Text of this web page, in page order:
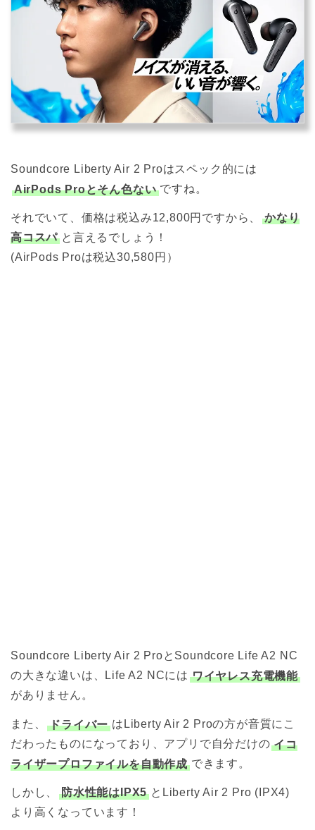
Soundcore Liberty Air 2 Proはスペック的には
AirPods Proとそん色ない ですね。
それでいて、価格は税込み12,800円ですから、
かなり
高コスパ と言えるでしょう！
(AirPods Proは税込30,580円）
Soundcore Liberty Air 2 ProとSoundcore Life A2 NC
の大きな違いは、Life A2 NCには ワイヤレス充電機能
がありません。
また、 ドライバー はLiberty Air 2 Proの方が音質にこ
だわったものになっており、アプリで自分だけの イコ
ライザープロファイルを自動作成 できます。
しかし、 防水性能はIPX5 とLiberty Air 2 Pro (IPX4)
より高くなっています！